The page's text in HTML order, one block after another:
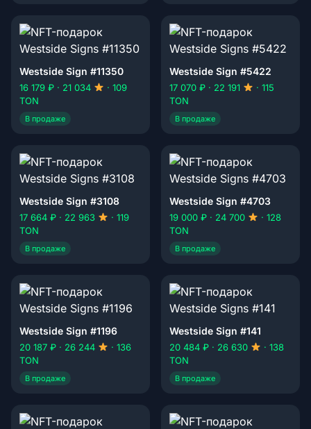
Westside Sign #11350
16 179 ₽ · 21 034
· 109
TON
В продаже
Westside Sign #5422
17 070 ₽ · 22 191
· 115
TON
В продаже
Westside Sign #3108
17 664 ₽ · 22 963
· 119
TON
В продаже
Westside Sign #4703
19 000 ₽ · 24 700
· 128
TON
В продаже
Westside Sign #1196
20 187 ₽ · 26 244
· 136
TON
В продаже
Westside Sign #141
20 484 ₽ · 26 630
· 138
TON
В продаже